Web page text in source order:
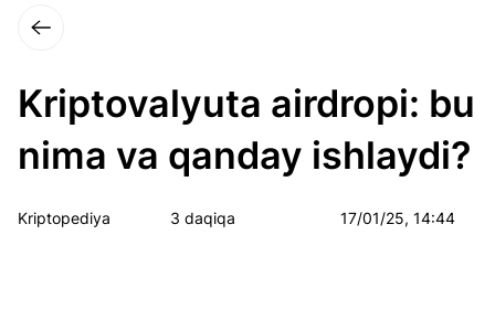
Kriptovalyuta airdropi: bu
nima va qanday ishlaydi?
Kriptopediya 3 daqiqa 17/01/25, 14:44